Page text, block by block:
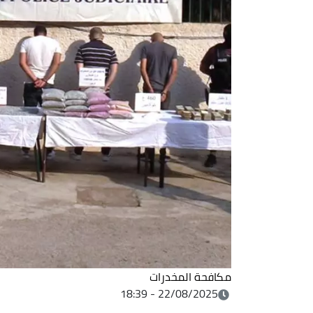
مكافحة المخدرات
22/08/2025 - 18:39